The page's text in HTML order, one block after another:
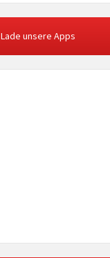
Lade unsere Apps